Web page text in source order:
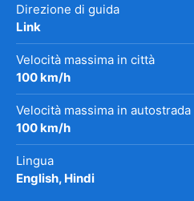
Direzione di guida
Link
Velocità massima in città
100 km/h
Velocità massima in autostrada
100 km/h
Lingua
English, Hindi